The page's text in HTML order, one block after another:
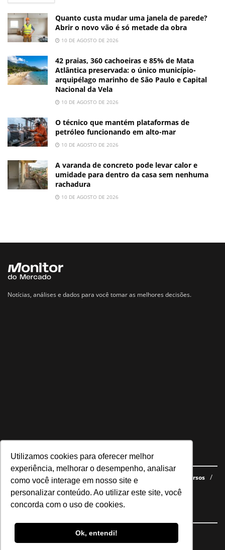
Utilizamos cookies para oferecer melhor
experiência, melhorar o desempenho, analisar
como você interage em nosso site e
personalizar conteúdo. Ao utilizar este site, você
concorda com o uso de cookies.
Ok, entendi!
Quanto custa mudar uma janela de parede?
Abrir o novo vão é só metade da obra
10 DE AGOSTO DE 2026
42 praias, 360 cachoeiras e 85% de Mata
Atlântica preservada: o único município-
arquipélago marinho de São Paulo e Capital
Nacional da Vela
10 DE AGOSTO DE 2026
O técnico que mantém plataformas de
petróleo funcionando em alto-mar
10 DE AGOSTO DE 2026
A varanda de concreto pode levar calor e
umidade para dentro da casa sem nenhuma
rachadura
10 DE AGOSTO DE 2026
Notícias, análises e dados para você tomar as melhores decisões.
Navegue no site
Últimas notícias Quem somos E-books gratuitos
Cursos
Política de privacidade